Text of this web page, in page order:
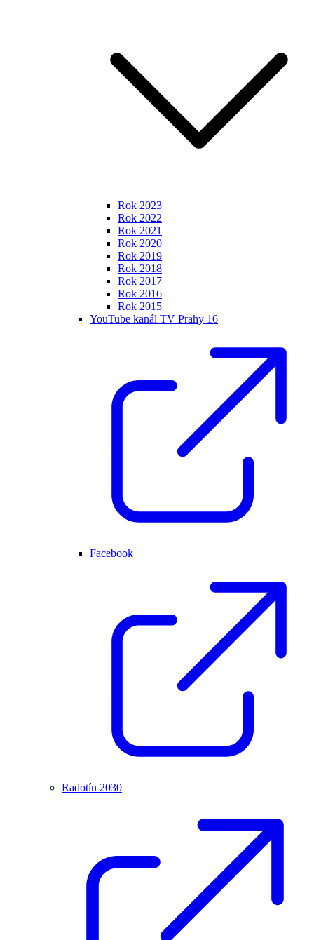
Rok 2023
Rok 2022
Rok 2021
Rok 2020
Rok 2019
Rok 2018
Rok 2017
Rok 2016
Rok 2015
YouTube kanál TV Prahy 16
Facebook
Radotín 2030